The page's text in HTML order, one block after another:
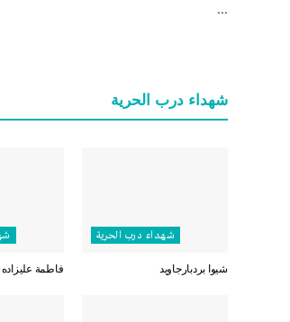
...
شهداء درب الحرية
شهداء درب الحرية
شيوا بردبارجاويد فاطمة عليزاده